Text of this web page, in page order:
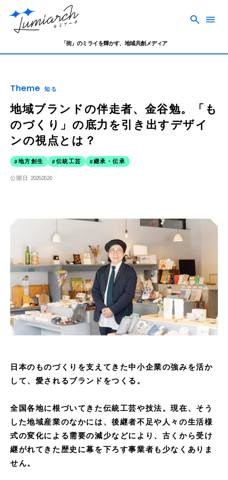
「街」のミライを輝かす、地域共創メディア
Theme 知る
地域ブランドの伴走者、金谷勉。「も
のづくり」の底力を引き出すデザイ
ンの視点とは？
地方創生 伝統工芸 継承・伝承
公開日 2025.05.20
日本のものづくりを支えてきた中小企業の強みを活か
して、愛されるブランドをつくる。
全国各地に根づいてきた伝統工芸や技法。現在、そう
した地域産業のなかには、後継者不足や人々の生活様
式の変化による需要の減少などにより、古くから受け
継がれてきた歴史に幕を下ろす事業者も少なくありま
せん。